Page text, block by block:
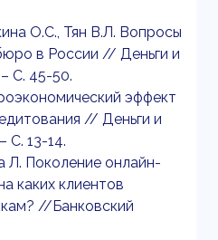
О.С., Тян В.Л. Вопросы
в России // Деньги и
С. 45-50.
эффект
// Деньги и
С. 13-14.
Л. Поколение онлайн-
каких клиентов
//Банковский